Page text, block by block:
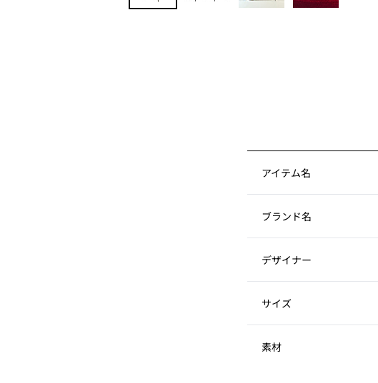
アイテム名
ブランド名
デザイナー
サイズ
素材